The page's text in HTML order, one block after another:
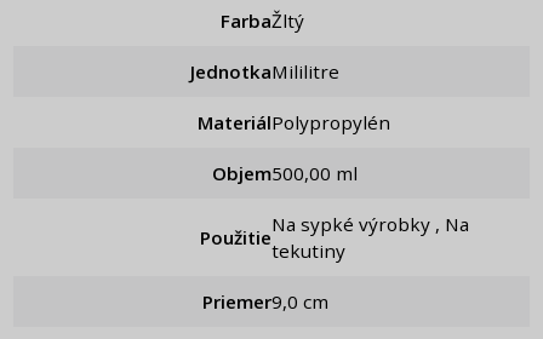
Farba Žltý
Jednotka Mililitre
Materiál Polypropylén
Objem 500,00 ml
Použitie
Na sypké výrobky , Na
tekutiny
Priemer 9,0 cm